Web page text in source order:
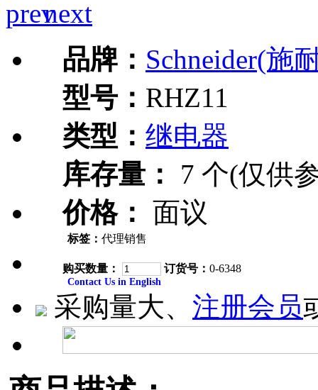
品牌： Schneider(施
型号： RHZ11
类型： 继电器
库存量：
7 个(仅供
价格： 面议
标签： 代理销售
购买数量： 订货号： 0-6348
Contact Us in English
采购量大、 注册会员